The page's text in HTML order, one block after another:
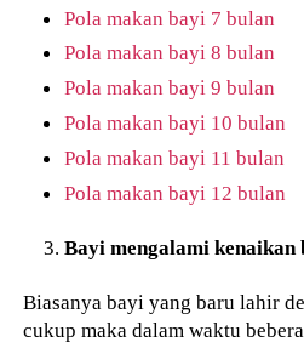
Pola makan bayi 7 bulan
Pola makan bayi 8 bulan
Pola makan bayi 9 bulan
Pola makan bayi 10 bulan
Pola makan bayi 11 bulan
Pola makan bayi 12 bulan
Bayi mengalami kenaikan
Biasanya bayi yang baru lahir
cukup maka dalam waktu